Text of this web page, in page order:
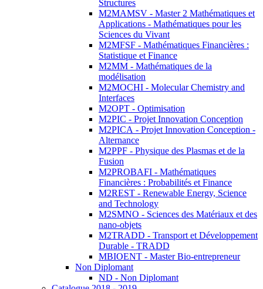
Structures
M2MAMSV - Master 2 Mathématiques et
Applications - Mathématiques pour les
Sciences du Vivant
M2MFSF - Mathématiques Financières :
Statistique et Finance
M2MM - Mathématiques de la
modélisation
M2MOCHI - Molecular Chemistry and
Interfaces
M2OPT - Optimisation
M2PIC - Projet Innovation Conception
M2PICA - Projet Innovation Conception -
Alternance
M2PPF - Physique des Plasmas et de la
Fusion
M2PROBAFI - Mathématiques
Financières : Probabilités et Finance
M2REST - Renewable Energy, Science
and Technology
M2SMNO - Sciences des Matériaux et des
nano-objets
M2TRADD - Transport et Développement
Durable - TRADD
MBIOENT - Master Bio-entrepreneur
Non Diplomant
ND - Non Diplomant